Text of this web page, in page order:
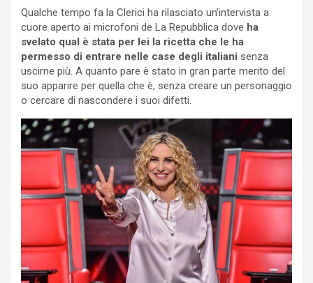
Qualche tempo fa la Clerici ha rilasciato un’intervista a
cuore aperto ai microfoni de La Repubblica dove ha
svelato qual è stata per lei la ricetta che le ha
permesso di entrare nelle case degli italiani senza
uscirne più. A quanto pare è stato in gran parte merito del
suo apparire per quella che è, senza creare un personaggio
o cercare di nascondere i suoi difetti.